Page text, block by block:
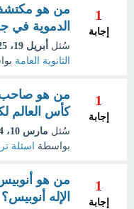
1
إجابة
من هو
الدموية في
سُئل أبريل 19، 2025
الثانوية العامة
1
إجابة
من هو صاحب
كأس العالم
سُئل مارس 10، 2024
بواسطة
اسئلة
1
إجابة
من هو
الإله أنوبيس؟